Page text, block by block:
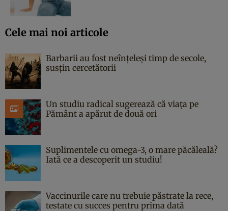
Cele mai noi articole
Barbarii au fost neînțeleși timp de secole,
susțin cercetătorii
Un studiu radical sugerează că viața pe
Pământ a apărut de două ori
Suplimentele cu omega-3, o mare păcăleală?
Iată ce a descoperit un studiu!
Vaccinurile care nu trebuie păstrate la rece,
testate cu succes pentru prima dată